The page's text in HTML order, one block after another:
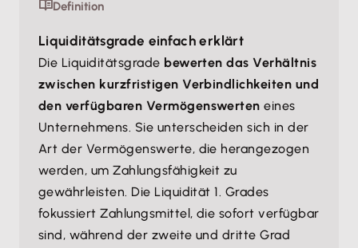
Definition
Liquiditätsgrade einfach erklärt
Die Liquiditätsgrade bewerten das Verhältnis
zwischen kurzfristigen Verbindlichkeiten und
den verfügbaren Vermögenswerten eines
Unternehmens. Sie unterscheiden sich in der
Art der Vermögenswerte, die herangezogen
werden, um Zahlungsfähigkeit zu
gewährleisten. Die Liquidität 1. Grades
fokussiert Zahlungsmittel, die sofort verfügbar
sind, während der zweite und dritte Grad